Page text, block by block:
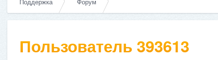
Пользователь 393613